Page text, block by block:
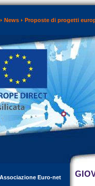
News Proposte di progetti
Euro-net